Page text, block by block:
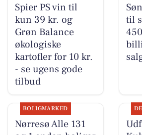
Spier PS vin til
kun 39 kr. og
Grøn Balance
økologiske
kartofler for 10 kr.
- se ugens gode
tilbud
til
BOLIGMARKED
Nørresø Alle 131